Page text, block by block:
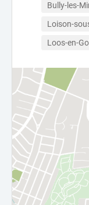
Bully-les-
Loison-
Loos-en-